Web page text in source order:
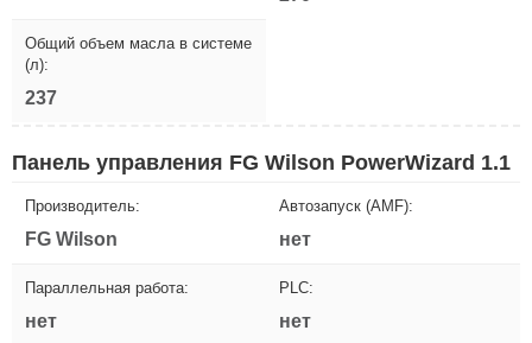
Общий объем масла в системе
(л):
237
Панель управления FG Wilson PowerWizard 1.1
Производитель:
FG Wilson
Автозапуск (AMF):
нет
Параллельная работа:
нет
PLC:
нет